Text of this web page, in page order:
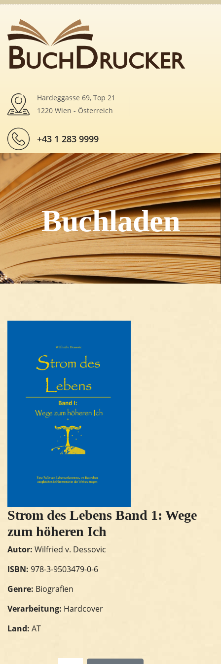
Hardeggasse 69, Top 21
1220 Wien - Österreich
+43 1 283 9999
Buchladen
Strom des Lebens Band 1: Wege
zum höheren Ich
Autor: Wilfried v. Dessovic
ISBN: 978-3-9503479-0-6
Genre: Biografien
Verarbeitung: Hardcover
Land: AT